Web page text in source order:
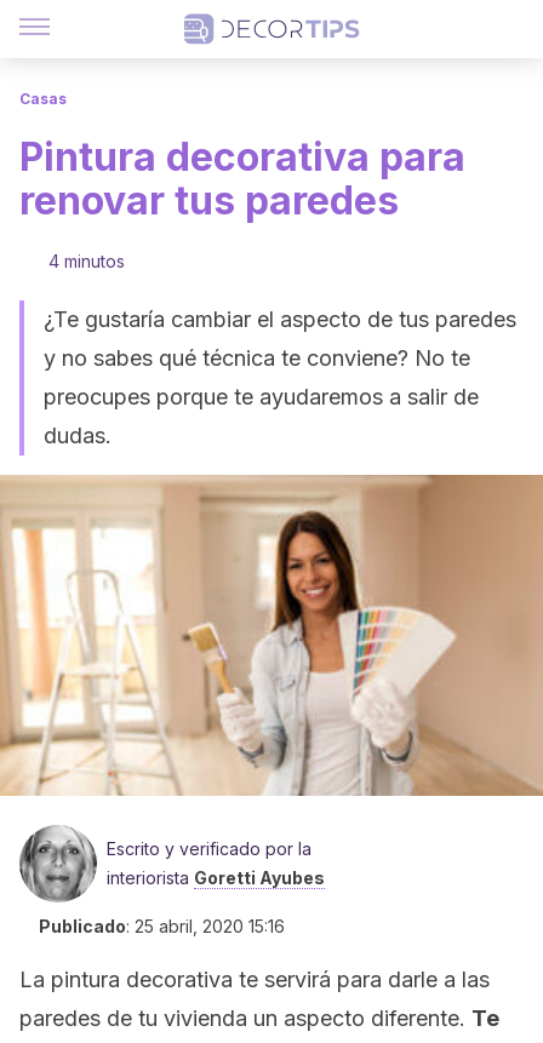
Casas
Pintura decorativa para
renovar tus paredes
4 minutos
¿Te gustaría cambiar el aspecto de tus paredes
y no sabes qué técnica te conviene? No te
preocupes porque te ayudaremos a salir de
dudas.
Escrito y verificado por la
interiorista Goretti Ayubes
Publicado: 25 abril, 2020 15:16
La pintura decorativa te servirá para darle a las
paredes de tu vivienda un aspecto diferente. Te